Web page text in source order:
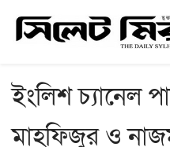
ইংলিশ চ্যানেল
মাহফিজুর ও